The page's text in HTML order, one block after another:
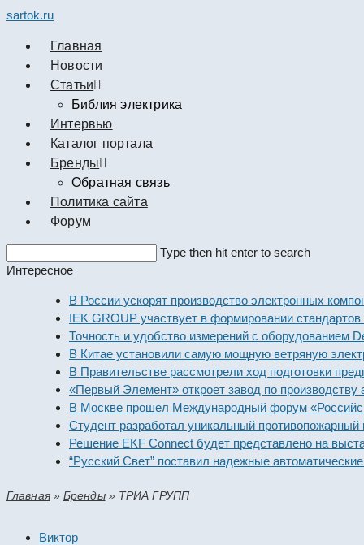
sartok.ru
Главная
Новости
Cтатьи
Библия электрика
Интервью
Каталог портала
Бренды
Обратная связь
Политика сайта
Форум
this
Type then hit enter to search
Интересное
В России ускорят производство электронных
IEK GROUP участвует в формировании стандартов
Точность и удобство измерений с оборудованием Dekraft
В Китае установили самую мощную ветряную
В Правительстве рассмотрели ход подготовки
«Первый Элемент» откроет завод по производству
В Москве прошел Международный форум «Российская
Студент разработал уникальный противопожарный
Решение EKF Connect будет представлено на
“Русский Свет” поставил надежные автоматические
Главная»Бренды» ТРИА ГРУПП
Виктор